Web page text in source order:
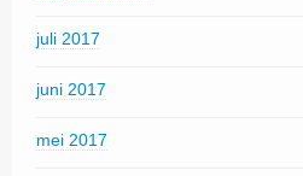
juli 2017
juni 2017
mei 2017